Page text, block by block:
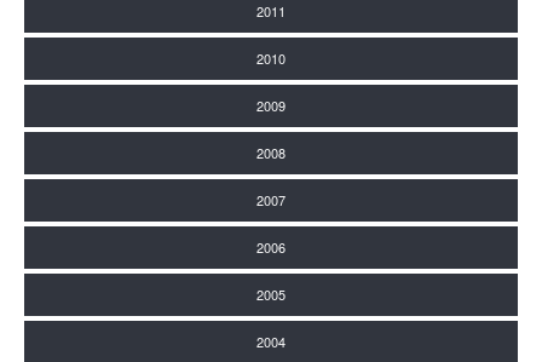
2011
2010
2009
2008
2007
2006
2005
2004